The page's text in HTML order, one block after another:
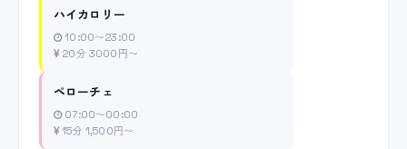
ハイカロリー
10:00〜23:00
20分 3000円〜
ペローチェ
07:00〜00:00
15分 1,500円〜